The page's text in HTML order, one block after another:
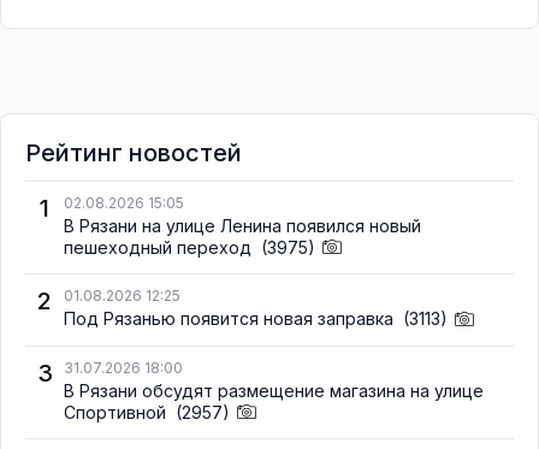
Рейтинг новостей
1
02.08.2026 15:05
В Рязани на улице Ленина появился новый
пешеходный переход (3975)
2 01.08.2026 12:25
Под Рязанью появится новая заправка (3113)
3 31.07.2026 18:00
В Рязани обсудят размещение магазина на улице
Спортивной (2957)